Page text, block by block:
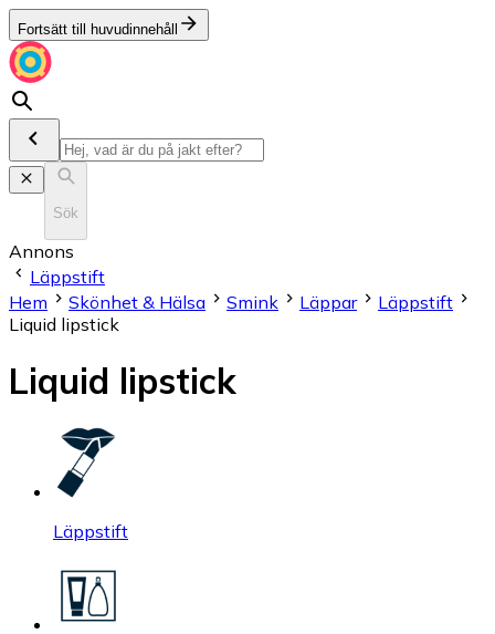
Fortsätt till huvudinnehåll
Sök
Annons
Läppstift
Hem
Skönhet & Hälsa Smink Läppar
Läppstift
Liquid lipstick
Liquid lipstick
Läppstift